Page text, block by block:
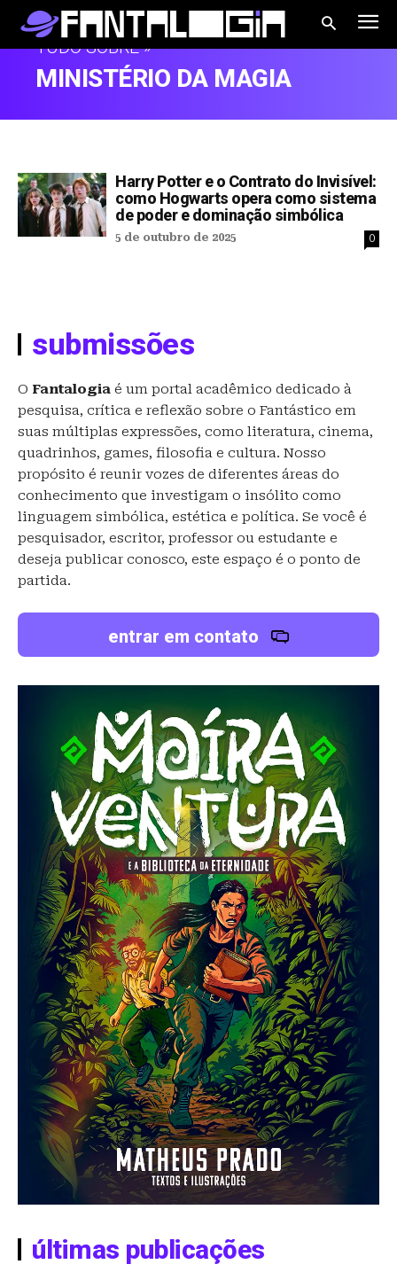
TUDO SOBRE »
MINISTÉRIO DA MAGIA
Harry Potter e o Contrato do Invisível:
como Hogwarts opera como sistema
de poder e dominação simbólica
5 de outubro de 2025 0
submissões
O Fantalogia é um portal acadêmico dedicado à
pesquisa, crítica e reflexão sobre o Fantástico em
suas múltiplas expressões, como literatura, cinema,
quadrinhos, games, filosofia e cultura. Nosso
propósito é reunir vozes de diferentes áreas do
conhecimento que investigam o insólito como
linguagem simbólica, estética e política. Se você é
pesquisador, escritor, professor ou estudante e
deseja publicar conosco, este espaço é o ponto de
partida.
entrar em contato
últimas publicações